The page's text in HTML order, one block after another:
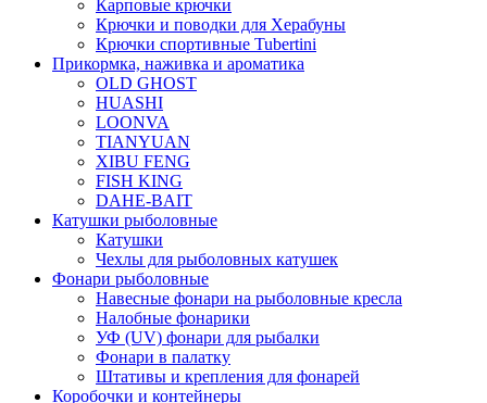
Карповые крючки
Крючки и поводки для Херабуны
Крючки спортивные Tubertini
Прикормка, наживка и ароматика
OLD GHOST
HUASHI
LOONVA
TIANYUAN
XIBU FENG
FISH KING
DAHE-BAIT
Катушки рыболовные
Катушки
Чехлы для рыболовных катушек
Фонари рыболовные
Навесные фонари на рыболовные кресла
Налобные фонарики
УФ (UV) фонари для рыбалки
Фонари в палатку
Штативы и крепления для фонарей
Коробочки и контейнеры